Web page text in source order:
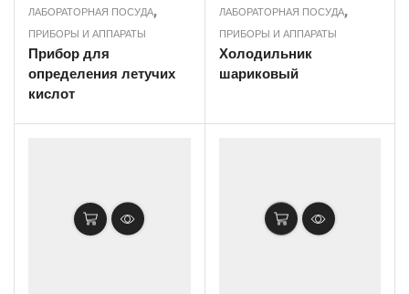
ЛАБОРАТОРНАЯ ПОСУДА,
ПРИБОРЫ И АППАРАТЫ
Прибор для
определения летучих
кислот
ЛАБОРАТОРНАЯ ПОСУДА,
ПРИБОРЫ И АППАРАТЫ
Холодильник
шариковый